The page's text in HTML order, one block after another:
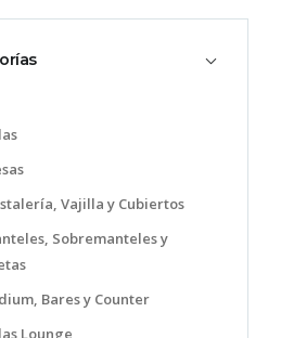
Vajilla y Cubiertos
Sobremanteles y
Bares y Counter
Lounge